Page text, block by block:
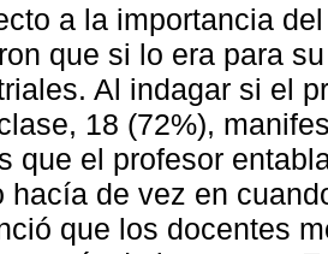
a la importancia
que si lo era para
Al indagar si el
18 (72%),
que el profesor
hacía de vez en
que los docentes